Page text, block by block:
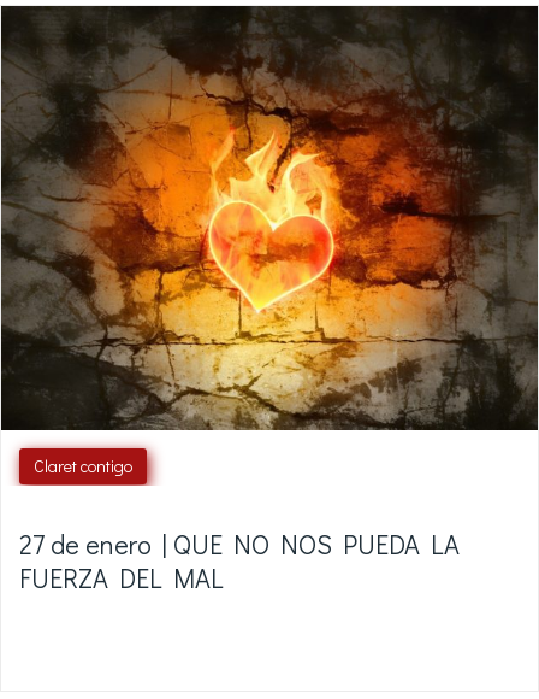
Claret contigo
27 de enero | QUE NO NOS PUEDA LA
FUERZA DEL MAL